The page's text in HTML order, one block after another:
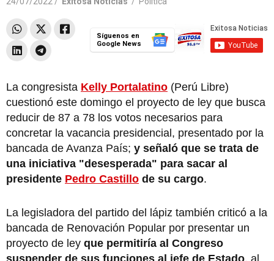
Síguenos en
Google News
La congresista Kelly Portalatino (Perú Libre)
cuestionó este domingo el proyecto de ley que busca
reducir de 87 a 78 los votos necesarios para
concretar la vacancia presidencial, presentado por la
bancada de Avanza País; y señaló que se trata de
una iniciativa "desesperada" para sacar al
presidente Pedro Castillo de su cargo.
La legisladora del partido del lápiz también criticó a la
bancada de Renovación Popular por presentar un
proyecto de ley que permitiría al Congreso
suspender de sus funciones al jefe de Estado, al